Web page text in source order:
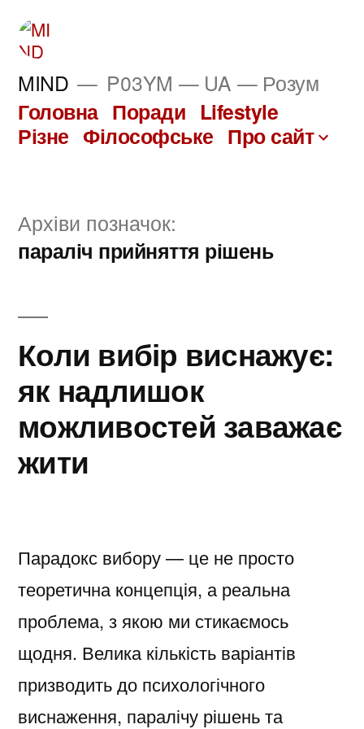
Перейти
вмісту
MIND P03YM — UA — Розум
Головна Поради Lifestyle
Різне Філософське Про сайт
Архіви позначок:
параліч прийняття рішень
Коли вибір виснажує:
як надлишок
можливостей заважає
жити
Парадокс вибору — це не просто
теоретична концепція, а реальна
проблема, з якою ми стикаємось
щодня. Велика кількість варіантів
призводить до психологічного
виснаження, паралічу рішень та